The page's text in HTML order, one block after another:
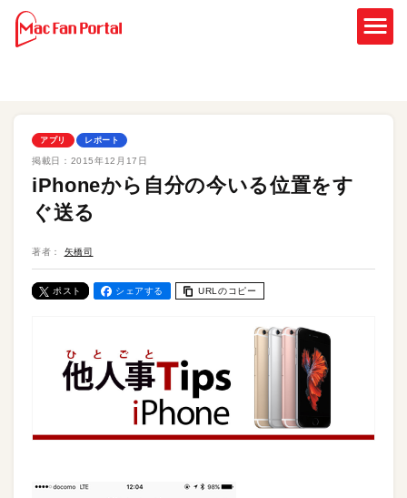
アプリ レポート
掲載日： 2015年12月17日
iPhoneから自分の今いる位置をす
ぐ送る
著者： 矢橋司
ポスト シェアする URLのコピー